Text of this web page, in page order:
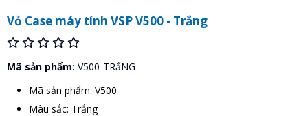
Vỏ Case máy tính VSP V500 - Trắng
Mã sản phẩm: V500-TRắNG
Mã sản phẩm: V500
Màu sắc: Trắng